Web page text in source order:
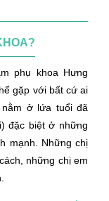
phụ khoa Hưng
gặp với bất cứ ai
ở lứa tuổi đã
đặc biệt ở những
mạnh. Những chị
những chị em